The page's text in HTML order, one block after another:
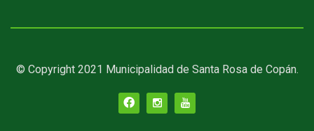
© Copyright 2021 Municipalidad de Santa Rosa de Copán.